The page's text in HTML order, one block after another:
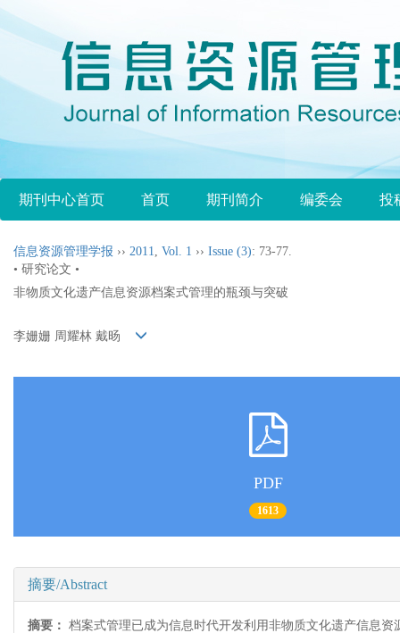
期刊中心首页 首页 期刊简介 编委会 投
信息资源管理学报 ›› 2011, Vol. 1 ›› Issue (3): 73-77.
• 研究论文 •
非物质文化遗产信息资源档案式管理的瓶颈与突破
李姗姗 周耀林 戴旸
PDF
1613
摘要/Abstract
摘要： 档案式管理已成为信息时代开发利用非物质文化遗产信息